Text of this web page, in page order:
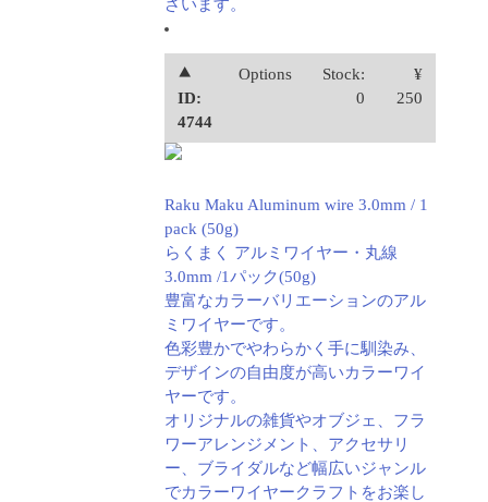
ざいます。
⯅
ID:
4744
Options
Stock:
0
¥
250
Raku Maku Aluminum wire 3.0mm / 1
pack (50g)
らくまく アルミワイヤー・丸線
3.0mm /1パック(50g)
豊富なカラーバリエーションのアル
ミワイヤーです。
色彩豊かでやわらかく手に馴染み、
デザインの自由度が高いカラーワイ
ヤーです。
オリジナルの雑貨やオブジェ、フラ
ワーアレンジメント、アクセサリ
ー、ブライダルなど幅広いジャンル
でカラーワイヤークラフトをお楽し